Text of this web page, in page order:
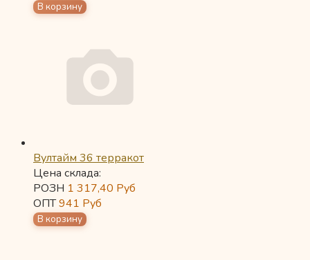
Вултайм 36 терракот
Цена склада:
РОЗН 1 317,40 Руб
ОПТ941 Руб